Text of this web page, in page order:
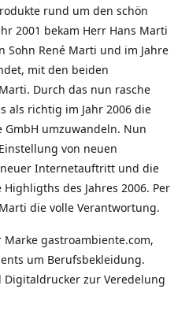
rund um den schön
2001 bekam Herr Hans Marti
René Marti und im Jahre
mit den beiden
Durch das nun rasche
als richtig im Jahr 2006 die
umzuwandeln. Nun
von neuen
Internetauftritt und die
Highligths des Jahres 2006. Per
die volle Verantwortung.
gastroambiente.com,
um Berufsbekleidung.
Digitaldrucker zur Veredelung